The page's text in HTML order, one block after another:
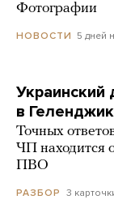
Фотографии
НОВОСТИ 5 дней
Украинский
в
Точных
ЧП находится
ПВО
РАЗБОР 3